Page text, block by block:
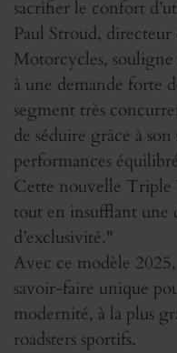
sacrifier le confort
Paul Stroud,
Motorcycles,
à une demande forte
segment très
de séduire grâce à
performances
Cette nouvelle
tout en insufflant une
d’exclusivité."
Avec ce modèle
savoir-faire unique
modernité, à la plus
roadsters sportifs.